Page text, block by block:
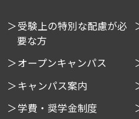
受験上の特別な配慮が必
要な方
オープンキャンパス
キャンパス案内
学費・奨学金制度